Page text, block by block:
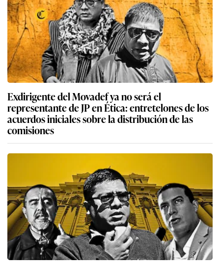
Exdirigente del Movadef ya no será el
representante de JP en Ética: entretelones de los
acuerdos iniciales sobre la distribución de las
comisiones